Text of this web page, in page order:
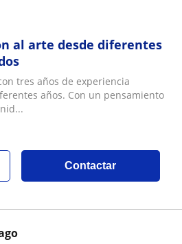
al arte desde diferentes
tres años de experiencia
años. Con un pensamiento
Contactar